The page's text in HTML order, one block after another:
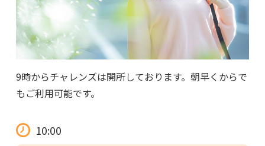
9時からチャレンズは開所しております。朝早くからで
もご利用可能です。
10:00